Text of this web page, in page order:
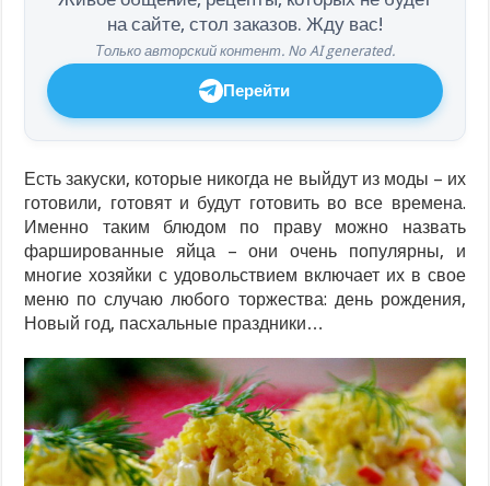
на сайте, стол заказов. Жду вас!
Только авторский контент. No AI generated.
Перейти
Есть закуски, которые никогда не выйдут из моды – их
готовили, готовят и будут готовить во все времена.
Именно таким блюдом по праву можно назвать
фаршированные яйца – они очень популярны, и
многие хозяйки с удовольствием включает их в свое
меню по случаю любого торжества: день рождения,
Новый год, пасхальные праздники…